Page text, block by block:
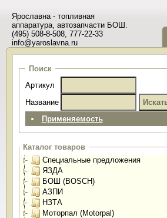
Ярославна - топливная
аппаратура, автозапчасти БОШ.
(495) 508-8-508, 777-22-33
info@yaroslavna.ru
Поиск
Артикул
Название
Применяемость
Каталог товаров
Специальные предложения
ЯЗДА
БОШ (BOSCH)
АЗПИ
НЗТА
Моторпал (Motorpal)